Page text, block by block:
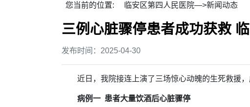
您当前的位置: 临安区第四人民医院—>新闻动态
三例心脏骤停患者成功获救
发布时间：2025-04-30
近日，我院接连上演了三场惊心动魄的生死救援
病例一 患者大量饮酒后心脏骤停